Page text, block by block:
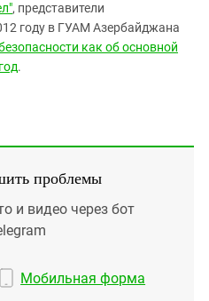
, представители
году в ГУАМ Азербайджана
как об основной
.
проблемы
и видео через бот
Мобильная форма